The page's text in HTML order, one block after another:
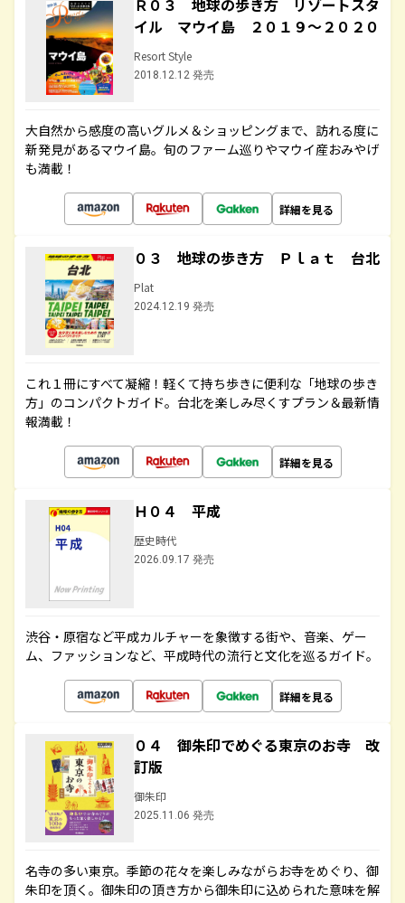
Ｒ０３ 地球の歩き方 リゾートスタ
イル マウイ島 ２０１９～２０２０
Resort Style
2018.12.12 発売
大自然から感度の高いグルメ＆ショッピングまで、訪れる度に
新発見があるマウイ島。旬のファーム巡りやマウイ産おみやげ
も満載！
詳細を見る
０３ 地球の歩き方 Ｐｌａｔ 台北
Plat
2024.12.19 発売
これ１冊にすべて凝縮！軽くて持ち歩きに便利な「地球の歩き
方」のコンパクトガイド。台北を楽しみ尽くすプラン＆最新情
報満載！
詳細を見る
Ｈ０４ 平成
歴史時代
2026.09.17 発売
渋谷・原宿など平成カルチャーを象徴する街や、音楽、ゲー
ム、ファッションなど、平成時代の流行と文化を巡るガイド。
詳細を見る
０４ 御朱印でめぐる東京のお寺 改
訂版
御朱印
2025.11.06 発売
名寺の多い東京。季節の花々を楽しみながらお寺をめぐり、御
朱印を頂く。御朱印の頂き方から御朱印に込められた意味を解